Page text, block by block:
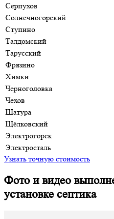
Серпухов
Солнечногорский
Ступино
Талдомский
Тарусский
Фрязино
Химки
Черноголовка
Чехов
Шатура
Щёлковский
Электрогорск
Электросталь
Узнать точную стоимость
Фото и видео
установке септика